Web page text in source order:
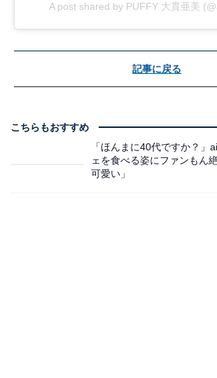
A post shared by PUFFY 大貫亜美
記事に戻る
こちらもおすすめ
「ほんまに40代ですか？」
ェを食べる姿にファンもん
可愛い」